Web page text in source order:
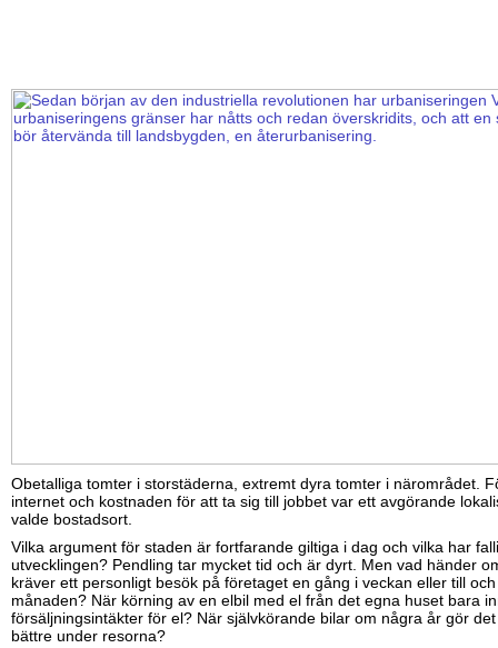
Obetalliga tomter i storstäderna, extremt dyra tomter i närområdet.
internet och kostnaden för att ta sig till jobbet var ett avgörande
valde bostadsort.
Vilka argument för staden är fortfarande giltiga i dag och vilka har
utvecklingen? Pendling tar mycket tid och är dyrt. Men vad händer
kräver ett personligt besök på företaget en gång i veckan eller till
månaden? När körning av en elbil med el från det egna huset bara
försäljningsintäkter för el? När självkörande bilar om några år gör
bättre under resorna?